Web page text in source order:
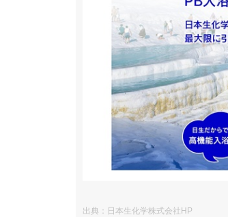
出典：日本生化学株式会社HP